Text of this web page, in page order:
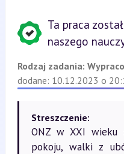
Ta praca
naszego
Rodzaj zadania:
dodane: 10.12.2023 o
Streszczenie:
ONZ w XXI wieku
pokoju, walki z